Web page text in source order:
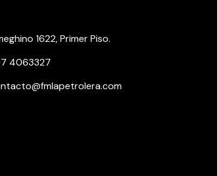
1622, Primer Piso.
4063327